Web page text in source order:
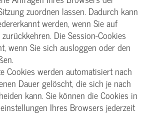
zuordnen lassen. Dadurch kann
werden, wenn Sie auf
Die Session-Cookies
wenn Sie sich ausloggen oder den
werden automatisiert nach
Dauer gelöscht, die sich je nach
kann. Sie können die Cookies in
Ihres Browsers jederzeit